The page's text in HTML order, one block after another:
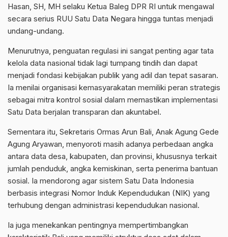
Hasan, SH, MH selaku Ketua Baleg DPR RI untuk mengawal
secara serius RUU Satu Data Negara hingga tuntas menjadi
undang-undang.
Menurutnya, penguatan regulasi ini sangat penting agar tata
kelola data nasional tidak lagi tumpang tindih dan dapat
menjadi fondasi kebijakan publik yang adil dan tepat sasaran.
Ia menilai organisasi kemasyarakatan memiliki peran strategis
sebagai mitra kontrol sosial dalam memastikan implementasi
Satu Data berjalan transparan dan akuntabel.
Sementara itu, Sekretaris Ormas Arun Bali, Anak Agung Gede
Agung Aryawan, menyoroti masih adanya perbedaan angka
antara data desa, kabupaten, dan provinsi, khususnya terkait
jumlah penduduk, angka kemiskinan, serta penerima bantuan
sosial. Ia mendorong agar sistem Satu Data Indonesia
berbasis integrasi Nomor Induk Kependudukan (NIK) yang
terhubung dengan administrasi kependudukan nasional.
Ia juga menekankan pentingnya mempertimbangkan